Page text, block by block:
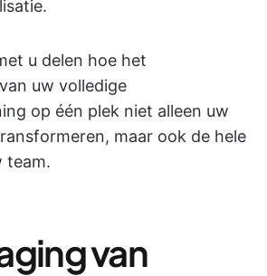
u delen hoe het
uw volledige
op één plek niet alleen uw
maar ook de hele
team.
van